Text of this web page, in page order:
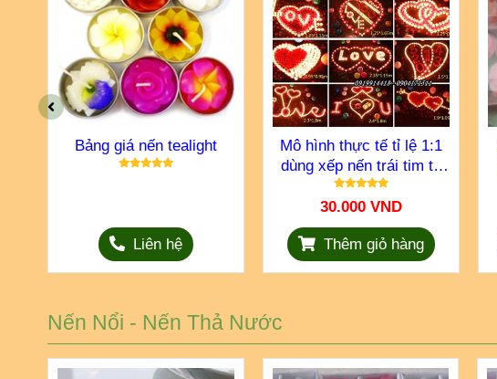
Bảng giá nến tealight
Liên hệ
Mô hình thực tế tỉ lệ 1:1
dùng xếp nến trái tim tỏ
tình lãng mạn
30.000 VND
Thêm giỏ hàng
Nến Nổi - Nến Thả Nước